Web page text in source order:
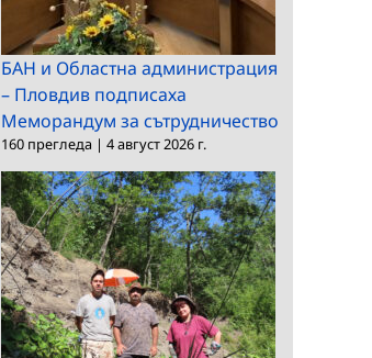
БАН и Областна администрация
– Пловдив подписаха
Меморандум за сътрудничество
160 прегледа | 4 август 2026 г.